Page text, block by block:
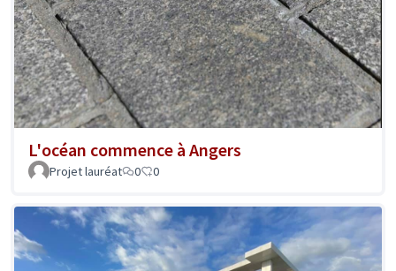
L'océan commence à Angers
Projet lauréat 0 0